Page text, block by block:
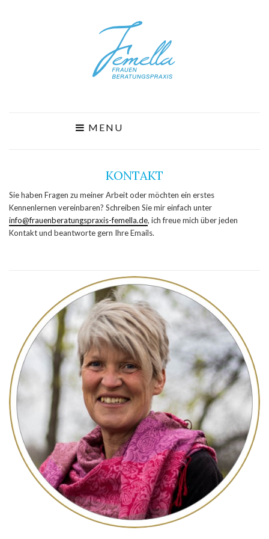
MENU
KONTAKT
Sie haben Fragen zu meiner Arbeit oder möchten ein erstes
Kennenlernen vereinbaren? Schreiben Sie mir einfach unter
info@frauenberatungspraxis-femella.de, ich freue mich über jeden
Kontakt und beantworte gern Ihre Emails.